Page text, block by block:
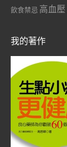
飲食禁忌 高血壓
我的著作